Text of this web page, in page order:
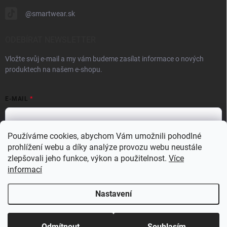
Používáme cookies, abychom Vám umožnili pohodlné
prohlížení webu a díky analýze provozu webu neustále
zlepšovali jeho funkce, výkon a použitelnost. Více
informací
Nastavení
@smartwear.sk
Vložte svůj e-mail a my vám budeme zasílat informace o nových
produktech na našem e-shopu.
E-MAIL
Vložením e-mailu souhlasíte spodmínkami ochrany osobních údajů
Přihlásit se
Copyright 2026Dronárna - Eshop. Všechna práva vyhrazena.Upravit